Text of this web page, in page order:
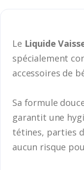
Le Liquide
spécialement
accessoires de
Sa formule
garantit une
tétines, parties
aucun risque